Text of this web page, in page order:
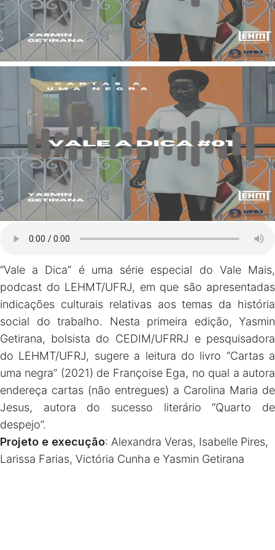
“Vale a Dica” é uma série especial do Vale Mais,
podcast do LEHMT/UFRJ, em que são apresentadas
indicações culturais relativas aos temas da história
social do trabalho. Nesta primeira edição, Yasmin
Getirana, bolsista do CEDIM/UFRRJ e pesquisadora
do LEHMT/UFRJ, sugere a leitura do livro “Cartas a
uma negra” (2021) de Françoise Ega, no qual a autora
endereça cartas (não entregues) a Carolina Maria de
Jesus, autora do sucesso literário “Quarto de
despejo”.
Projeto e execução: Alexandra Veras, Isabelle Pires,
Larissa Farias, Victória Cunha e Yasmin Getirana